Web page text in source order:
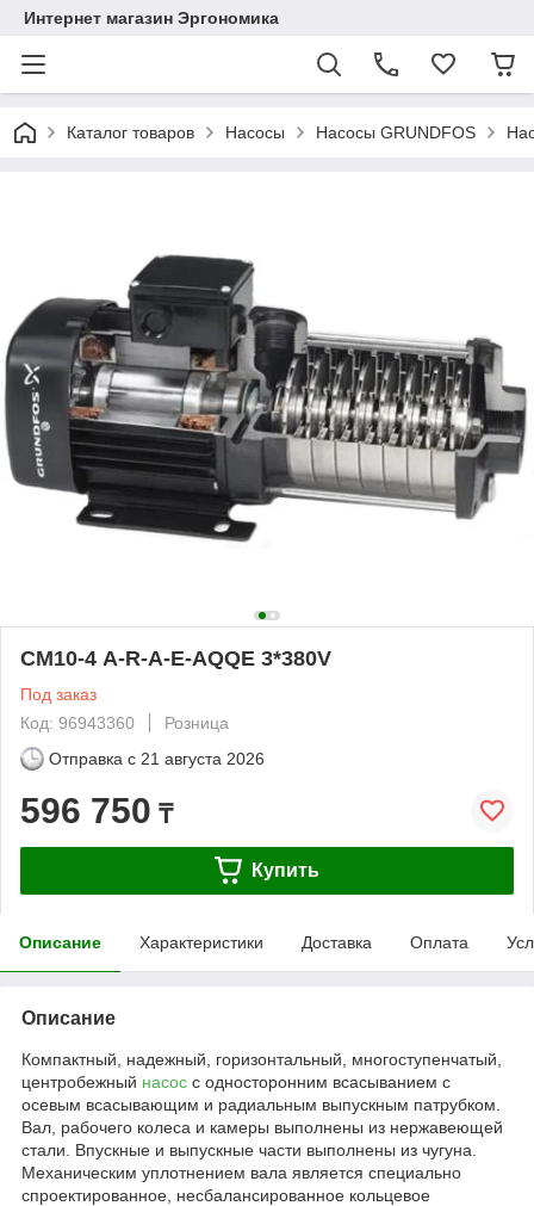
Интернет магазин Эргономика
Каталог товаров Насосы Насосы GRUNDFOS
СМ10-4 A-R-A-E-AQQE 3*380V
Под заказ
Код: 96943360
Розница
Отправка с 21 августа 2026
596 750 ₸
Купить
Описание Характеристики Доставка Оплата
Описание
Компактный, надежный, горизонтальный, многоступенчатый,
центробежный насос с односторонним всасыванием с
осевым всасывающим и радиальным выпускным патрубком.
Вал, рабочего колеса и камеры выполнены из нержавеющей
стали. Впускные и выпускные части выполнены из чугуна.
Механическим уплотнением вала является специально
спроектированное, несбалансированное кольцевое